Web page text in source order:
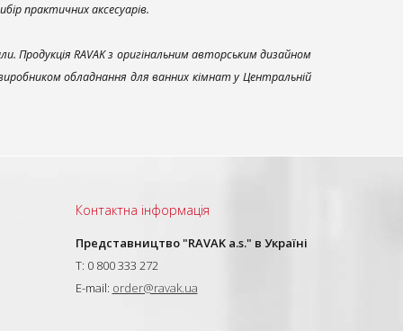
практичних аксесуарів.
Продукція RAVAK з оригінальним авторським дизайном
обладнання для ванних кімнат у Центральній
Контактна інформація
Представництво "RAVAK a.s." в Україні
T: 0 800 333 272
E-mail: order@ravak.ua